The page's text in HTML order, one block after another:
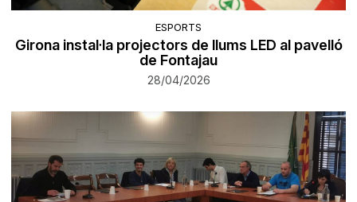
ESPORTS
Girona instal·la projectors de llums LED al pavelló
de Fontajau
28/04/2026